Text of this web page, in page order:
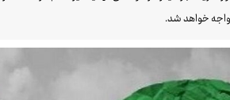
خواهد شد.